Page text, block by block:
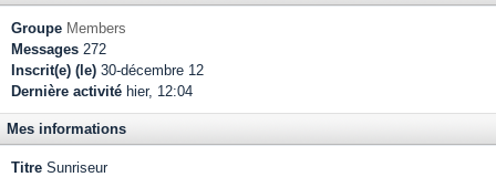
Groupe Members
Messages 272
Inscrit(e) (le) 30-décembre 12
Dernière activité hier, 12:04
Mes informations
Titre Sunriseur